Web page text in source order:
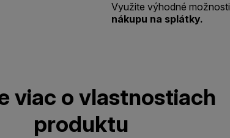
Využite výhodné možnosti
nákupu na splátky.
viac o vlastnostiach
produktu